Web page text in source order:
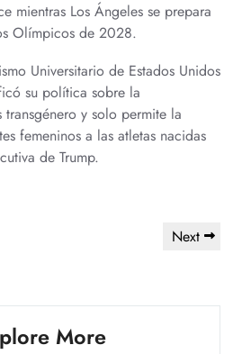
mientras Los Ángeles se prepara
Olímpicos de 2028.
Universitario de Estados Unidos
su política sobre la
y solo permite la
femeninos a las atletas nacidas
de Trump.
Next
More